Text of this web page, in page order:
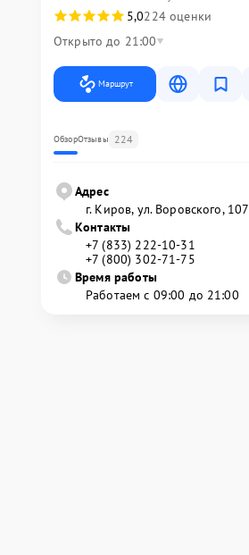
5,0224 оценки
Открыто до 21:00
Маршрут
ОбзорОтзывы 224
Адрес
г. Киров, ул. Воровского, 107
Контакты
+7 (833) 222-10-31
+7 (800) 302-71-75
Время работы
Работаем с 09:00 до 21:00